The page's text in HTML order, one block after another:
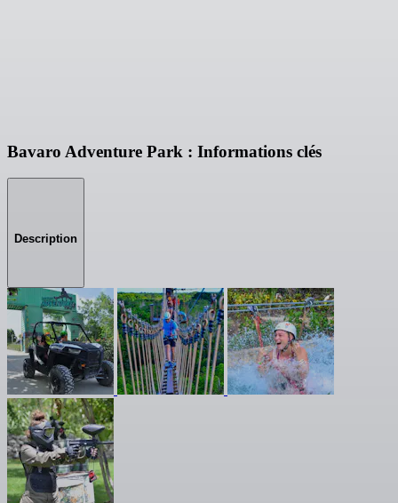
Bavaro Adventure Park : Informations clés
Description